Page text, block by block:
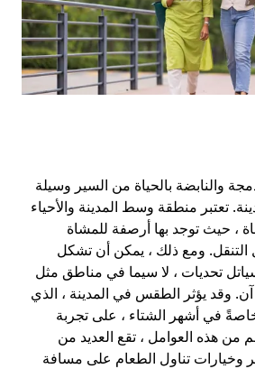
والنابضة بالحياة من السير وسيلة
تعتبر منطقة وسط المدينة والأحياء
، حيث توجد بها أرصفة للمشاة
ومع ذلك ، يمكن أن تشكل
تحديات ، لا سيما في مناطق مثل
آن. وقد يؤثر الطقس في المدينة ، الذي
خاصةً في أشهر الشتاء ، على تجربة
من هذه العوامل ، تقع العديد من
وخيارات تناول الطعام على مسافة